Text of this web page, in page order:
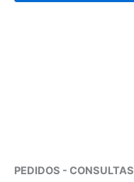
PEDIDOS - CONSULTAS